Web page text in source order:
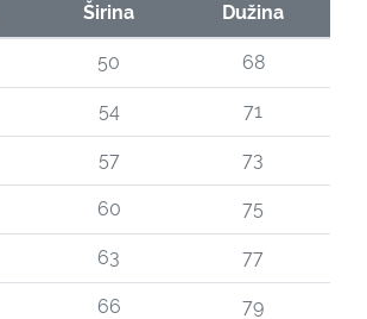
Širina Dužina
50 68
54 71
57 73
60 75
63 77
66 79